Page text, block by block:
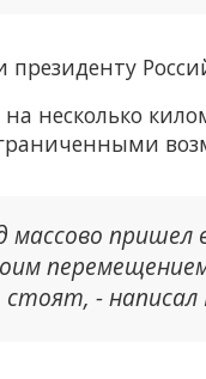
президенту
несколько
пришел
- написал